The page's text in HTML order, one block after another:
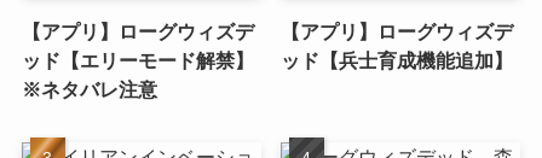
【アプリ】ローグウィズデ
ッド【エリーモード解禁】
※ネタバレ注意
【アプリ】ローグウィズデ
ッド【兵士育成機能追加】